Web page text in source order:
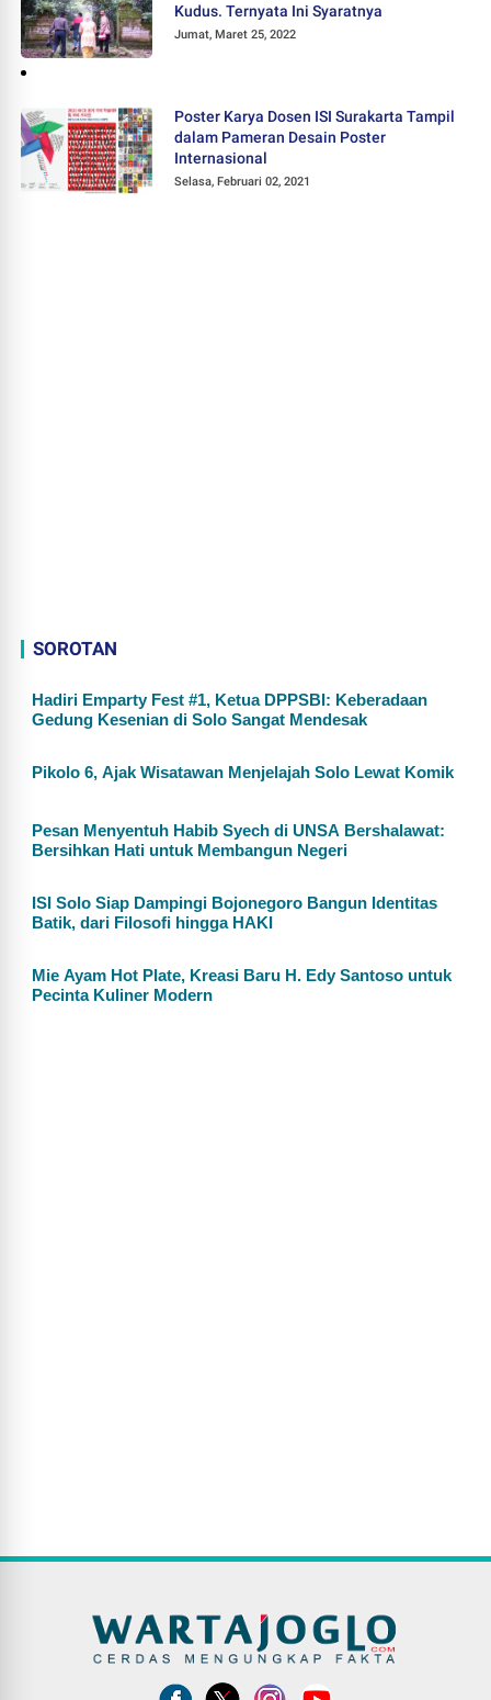
Kudus. Ternyata Ini Syaratnya
Jumat, Maret 25, 2022
Poster Karya Dosen ISI Surakarta Tampil
dalam Pameran Desain Poster
Internasional
Selasa, Februari 02, 2021
SOROTAN
Hadiri Emparty Fest #1, Ketua DPPSBI: Keberadaan
Gedung Kesenian di Solo Sangat Mendesak
Pikolo 6, Ajak Wisatawan Menjelajah Solo Lewat Komik
Pesan Menyentuh Habib Syech di UNSA Bershalawat:
Bersihkan Hati untuk Membangun Negeri
ISI Solo Siap Dampingi Bojonegoro Bangun Identitas
Batik, dari Filosofi hingga HAKI
Mie Ayam Hot Plate, Kreasi Baru H. Edy Santoso untuk
Pecinta Kuliner Modern